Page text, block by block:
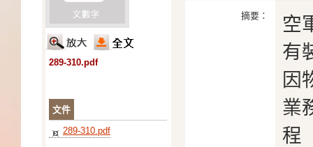
289-310.pdf
文件
289-310.pdf
摘要：
空
有
因
業
程